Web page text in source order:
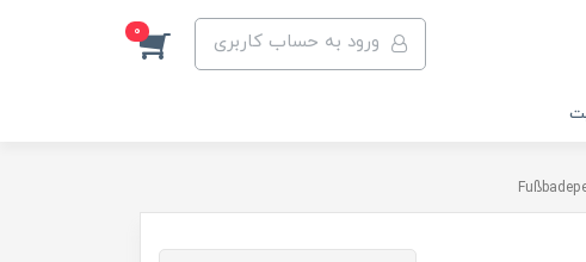
ورود به حساب کاربری 0